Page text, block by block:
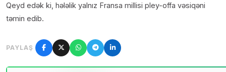
Qeyd edək ki, hələlik yalnız Fransa millisi pley-offa vəsiqəni
təmin edib.
PAYLAŞ